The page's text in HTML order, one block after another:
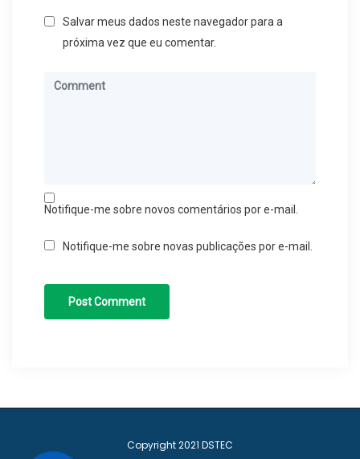
Salvar meus dados neste navegador para a
próxima vez que eu comentar.
Notifique-me sobre novos comentários por e-mail.
Notifique-me sobre novas publicações por e-mail.
Copyright 2021 DSTEC